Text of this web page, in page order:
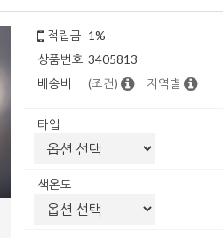
적립금 1%
상품번호 3405813
배송비
(조건) 지역별
타입
색온도